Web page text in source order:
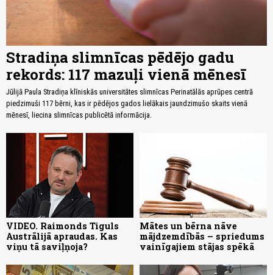
Stradiņa slimnīcas pēdējo gadu
rekords: 117 mazuļi vienā mēnesī
Jūlijā Paula Stradiņa klīniskās universitātes slimnīcas Perinatālās aprūpes centrā
piedzimuši 117 bērni, kas ir pēdējos gados lielākais jaundzimušo skaits vienā
mēnesī, liecina slimnīcas publicētā informācija.
VIDEO. Raimonds Tiguls
Austrālijā apraudas. Kas
viņu tā saviļņoja?
Mātes un bērna nāve
mājdzemdībās – spriedums
vainīgajiem stājas spēkā